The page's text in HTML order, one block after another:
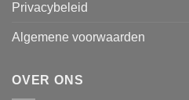
Privacybeleid
Algemene voorwaarden
OVER ONS